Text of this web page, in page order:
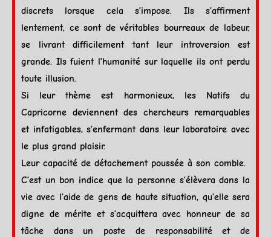
discrets lorsque cela s’impose. Ils s’affirment
lentement, ce sont de véritables bourreaux de labeur,
se livrant difficilement tant leur introversion est
grande. Ils fuient l’humanité sur laquelle ils ont perdu
toute illusion.
Si leur thème est harmonieux, les Natifs du
Capricorne deviennent des chercheurs remarquables
et infatigables, s’enfermant dans leur laboratoire avec
le plus grand plaisir.
Leur capacité de détachement poussée à son comble.
C’est un bon indice que la personne s’élèvera dans la
vie avec l’aide de gens de haute situation, qu’elle sera
digne de mérite et s’acquittera avec honneur de sa
tâche dans un poste de responsabilité et de